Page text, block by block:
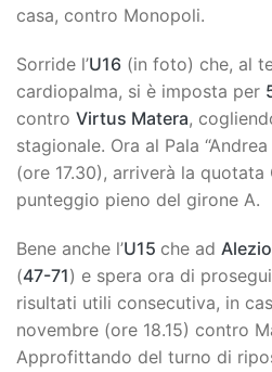
casa, contro Monopoli.
Sorride l’U16 (in foto) che, al
cardiopalma, si è imposta per
contro Virtus Matera,
stagionale. Ora al Pala
(ore 17.30), arriverà la quotata
punteggio pieno del girone A.
Bene anche l’U15 che ad Alezio
(47-71) e spera ora di
risultati utili consecutiva, in
novembre (ore 18.15) contro
Approfittando del turno di